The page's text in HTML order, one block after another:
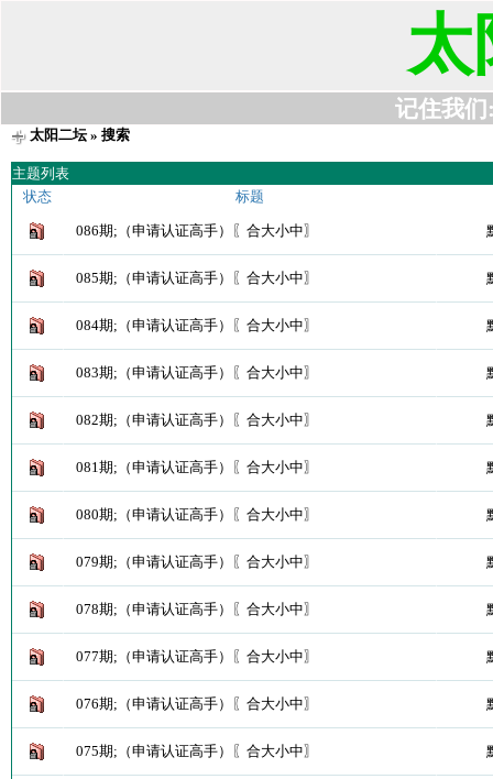
太
记住我们
太阳二坛» 搜索
主题列表
状态
标题
086期;（申请认证高手）〖合大小中〗
085期;（申请认证高手）〖合大小中〗
084期;（申请认证高手）〖合大小中〗
083期;（申请认证高手）〖合大小中〗
082期;（申请认证高手）〖合大小中〗
081期;（申请认证高手）〖合大小中〗
080期;（申请认证高手）〖合大小中〗
079期;（申请认证高手）〖合大小中〗
078期;（申请认证高手）〖合大小中〗
077期;（申请认证高手）〖合大小中〗
076期;（申请认证高手）〖合大小中〗
075期;（申请认证高手）〖合大小中〗